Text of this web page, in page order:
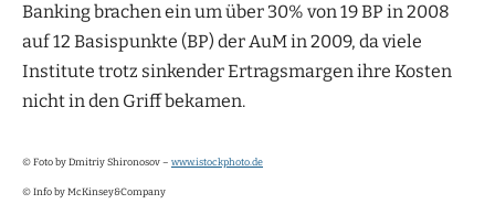
Banking brachen ein um über 30% von 19 BP in 2008
auf 12 Basispunkte (BP) der AuM in 2009, da viele
Institute trotz sinkender Ertragsmargen ihre Kosten
nicht in den Griff bekamen.
© Foto by Dmitriy Shironosov – www.istockphoto.de
© Info by McKinsey&Company